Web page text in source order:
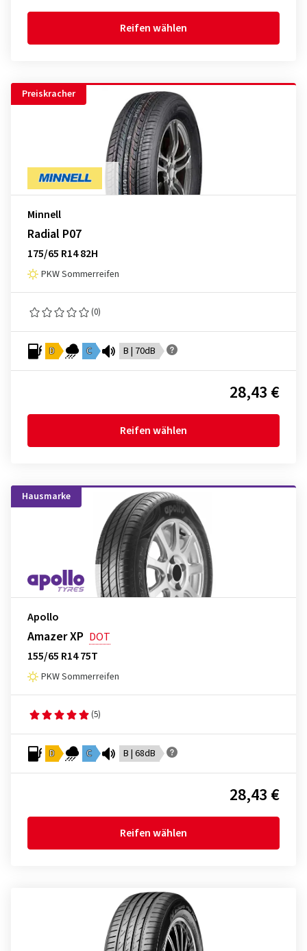
Reifen wählen
Preiskracher
Minnell
Radial P07
175/65 R14 82H
PKW Sommerreifen
(0)
D C B | 70dB
28,43 €
Reifen wählen
Hausmarke
Apollo
Amazer XP DOT
155/65 R14 75T
PKW Sommerreifen
(5)
D C B | 68dB
28,43 €
Reifen wählen